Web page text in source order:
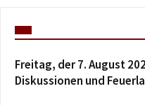
Freitag, der 7. August
Diskussionen und